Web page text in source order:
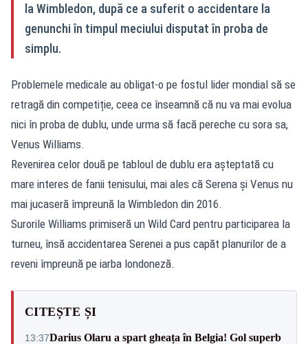
la Wimbledon, după ce a suferit o accidentare la
genunchi în timpul meciului disputat în proba de
simplu.
Problemele medicale au obligat-o pe fostul lider mondial să se
retragă din competiție, ceea ce înseamnă că nu va mai evolua
nici în proba de dublu, unde urma să facă pereche cu sora sa,
Venus Williams.
Revenirea celor două pe tabloul de dublu era așteptată cu
mare interes de fanii tenisului, mai ales că Serena și Venus nu
mai jucaseră împreună la Wimbledon din 2016.
Surorile Williams primiseră un Wild Card pentru participarea la
turneu, însă accidentarea Serenei a pus capăt planurilor de a
reveni împreună pe iarba londoneză.
CITEȘTE ȘI
13:37Darius Olaru a spart gheața în Belgia! Gol superb